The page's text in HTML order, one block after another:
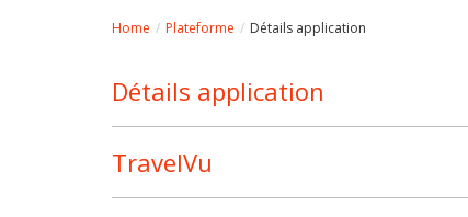
Home Plateforme Détails application
Détails application
TravelVu